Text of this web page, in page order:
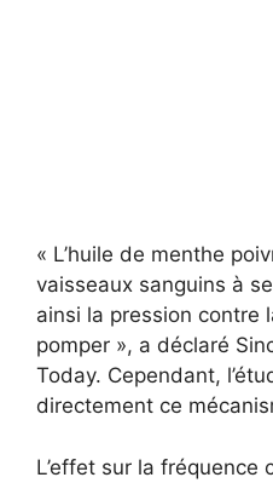
« L’huile de menthe
vaisseaux sanguins à
ainsi la pression
pomper », a déclaré
Today. Cependant,
directement ce
L’effet sur la fréquence